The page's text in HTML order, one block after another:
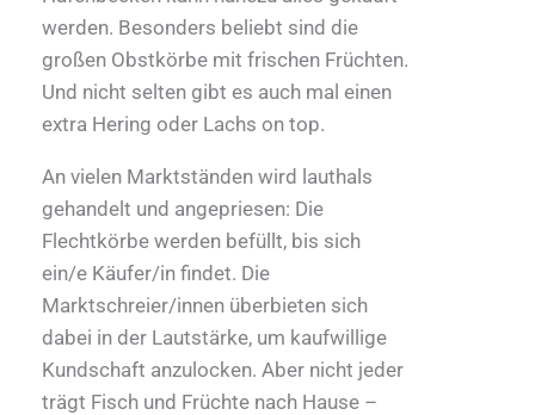
werden. Besonders beliebt sind die
großen Obstkörbe mit frischen Früchten.
Und nicht selten gibt es auch mal einen
extra Hering oder Lachs on top.
An vielen Marktständen wird lauthals
gehandelt und angepriesen: Die
Flechtkörbe werden befüllt, bis sich
ein/e Käufer/in findet. Die
Marktschreier/innen überbieten sich
dabei in der Lautstärke, um kaufwillige
Kundschaft anzulocken. Aber nicht jeder
trägt Fisch und Früchte nach Hause –